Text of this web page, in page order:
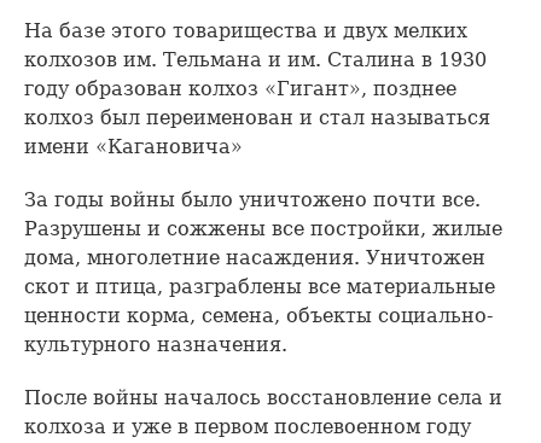
На базе этого товарищества и двух мелких
колхозов им. Тельмана и им. Сталина в 1930
году образован колхоз «Гигант», позднее
колхоз был переименован и стал называться
имени «Кагановича»
За годы войны было уничтожено почти все.
Разрушены и сожжены все постройки, жилые
дома, многолетние насаждения. Уничтожен
скот и птица, разграблены все материальные
ценности корма, семена, объекты социально-
культурного назначения.
После войны началось восстановление села и
колхоза и уже в первом послевоенном году